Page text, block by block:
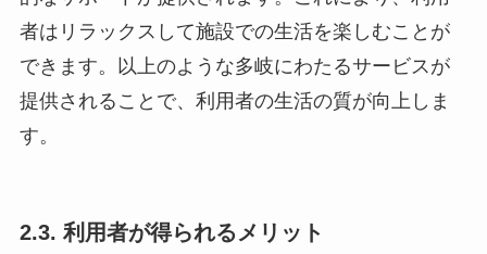
者はリラックスして施設での生活を楽しむことが
できます。以上のような多岐にわたるサービスが
提供されることで、利用者の生活の質が向上しま
す。
2.3. 利用者が得られるメリット